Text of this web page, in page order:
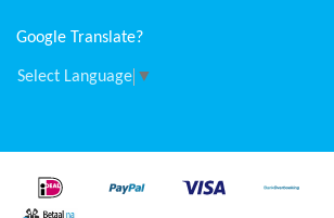
Google Translate?
Select Language ▼